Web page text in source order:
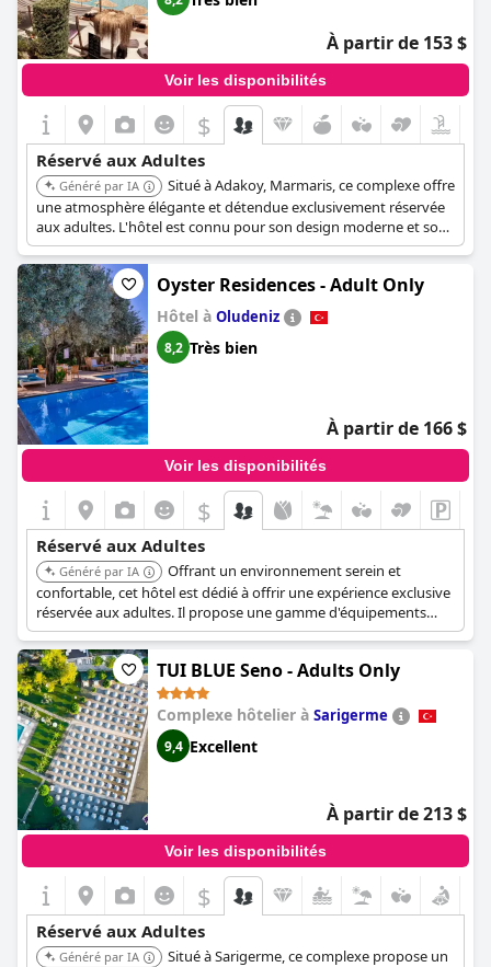
À partir de 153 $
Voir les disponibilités
$
Réservé aux Adultes
Généré par IA
Situé à Adakoy, Marmaris, ce complexe offre
une atmosphère élégante et détendue exclusivement réservée
aux adultes. L'hôtel est connu pour son design moderne et son
souci de créer un environnement social et agréable.
Oyster Residences - Adult Only
Hôtel à Oludeniz
8,2 Très bien
À partir de 166 $
Voir les disponibilités
$
Réservé aux Adultes
Généré par IA
Offrant un environnement serein et
confortable, cet hôtel est dédié à offrir une expérience exclusive
réservée aux adultes. Il propose une gamme d'équipements
conçus pour la détente et l'intimité, garantissant un séjour
agréable et ressourçant.
TUI BLUE Seno - Adults Only
Complexe hôtelier à Sarigerme
9,4 Excellent
À partir de 213 $
Voir les disponibilités
$
Réservé aux Adultes
Généré par IA
Situé à Sarigerme, ce complexe propose un